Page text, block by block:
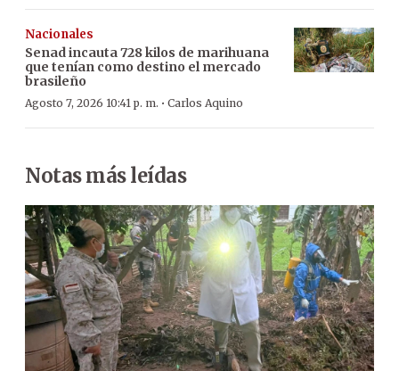
Nacionales
Senad incauta 728 kilos de marihuana
que tenían como destino el mercado
brasileño
Agosto 7, 2026 10:41 p. m. · Carlos Aquino
Notas más leídas